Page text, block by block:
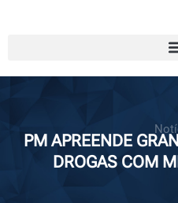
PM APREENDE
DROGAS COM